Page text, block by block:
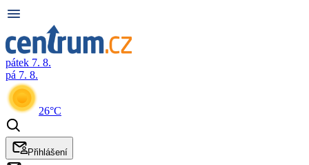
pátek 7. 8.
pá 7. 8.
26°C
Přihlášení